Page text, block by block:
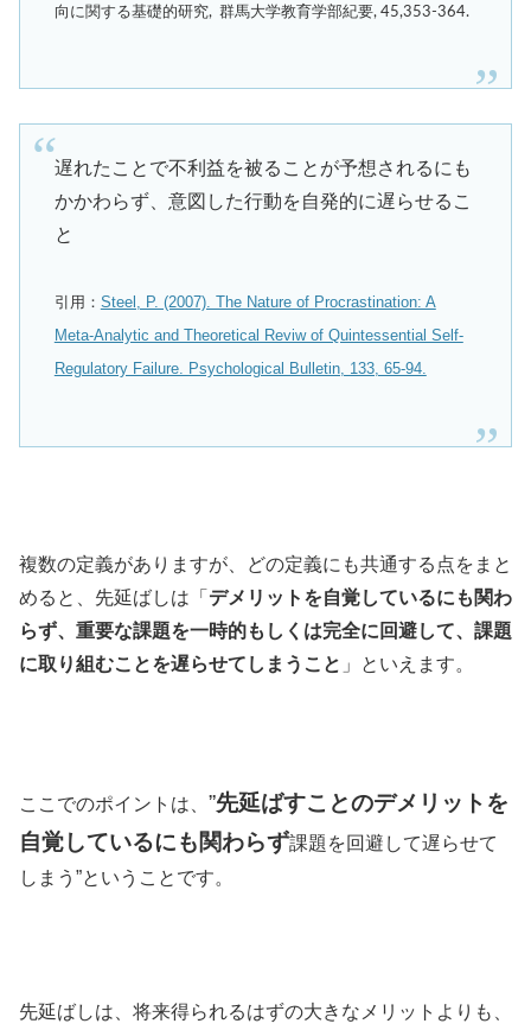
向に関する基礎的研究, 群馬大学教育学部紀要, 45,353-364.
遅れたことで不利益を被ることが予想されるにも
かかわらず、意図した行動を自発的に遅らせるこ
と
引用： Steel, P. (2007). The Nature of Procrastination: A
Meta-Analytic and Theoretical Reviw of Quintessential Self-
Regulatory Failure. Psychological Bulletin, 133, 65-94.
複数の定義がありますが、どの定義にも共通する点をまと
めると、先延ばしは「 デメリットを自覚しているにも関わ
らず、重要な課題を一時的もしくは完全に回避して、課題
に取り組むことを遅らせてしまうこと 」といえます。
ここでのポイントは、 ”先延ばすことのデメリットを
自覚しているにも関わらず課題を回避して遅らせて
しまう”ということです。
先延ばしは、将来得られるはずの大きなメリットよりも、